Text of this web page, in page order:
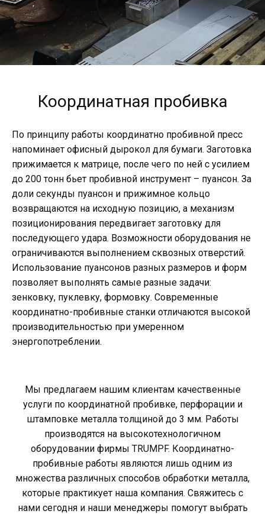
Координатная пробивка
По принципу работы координатно пробивной пресс
напоминает офисный дырокол для бумаги. Заготовка
прижимается к матрице, после чего по ней с усилием
до 200 тонн бьет пробивной инструмент – пуансон. За
доли секунды пуансон и прижимное кольцо
возвращаются на исходную позицию, а механизм
позиционирования передвигает заготовку для
последующего удара. Возможности оборудования не
ограничиваются выполнением сквозных отверстий.
Использование пуансонов разных размеров и форм
позволяет выполнять самые разные задачи:
зенковку, пуклевку, формовку. Современные
координатно-пробивные станки отличаются высокой
производительностью при умеренном
энергопотреблении.
Мы предлагаем нашим клиентам качественные
услуги по координатной пробивке, перфорации и
штамповке металла толщиной до 3 мм. Работы
производятся на высокотехнологичном
оборудовании фирмы TRUMPF. Координатно-
пробивные работы являются лишь одним из
множества различных способов обработки металла,
которые практикует наша компания. Свяжитесь с
нами сегодня и наши менеджеры помогут выбрать